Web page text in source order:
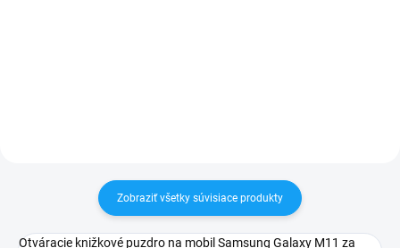
Zobraziť všetky súvisiace produkty
Otváracie knižkové puzdro na mobil Samsung Galaxy M11 za